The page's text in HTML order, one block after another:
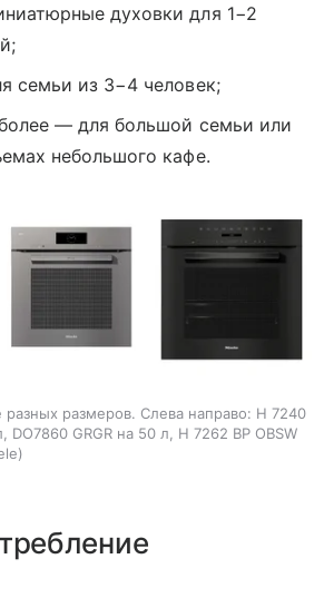
духовки для 1−2
семьи из 3−4 человек;
— для большой семьи или
небольшого кафе.
размеров. Слева направо: H 7240
DO7860 GRGR на 50 л, H 7262 BP OBSW